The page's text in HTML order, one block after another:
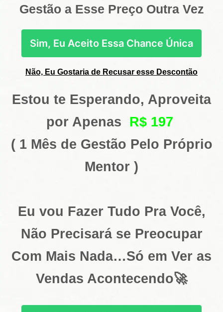
Gestão a Esse Preço Outra Vez
Sim, Eu Aceito Essa Chance Única
Não, Eu Gostaria de Recusar esse Descontão
Estou te Esperando, Aproveita
por Apenas R$ 197
( 1 Mês de Gestão Pelo Próprio
Mentor )
Eu vou Fazer Tudo Pra Você,
Não Precisará se Preocupar
Com Mais Nada…Só em Ver as
Vendas Acontecendo🚀